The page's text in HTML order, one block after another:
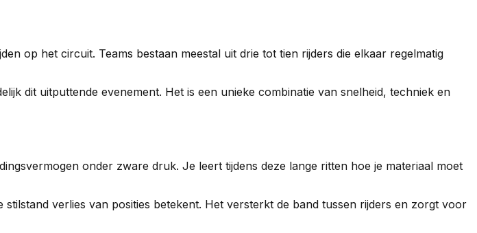
op het circuit. Teams bestaan meestal uit drie tot tien rijders die elkaar regelmatig
dit uitputtende evenement. Het is een unieke combinatie van snelheid, techniek en
onder zware druk. Je leert tijdens deze lange ritten hoe je materiaal moet
verlies van posities betekent. Het versterkt de band tussen rijders en zorgt voor